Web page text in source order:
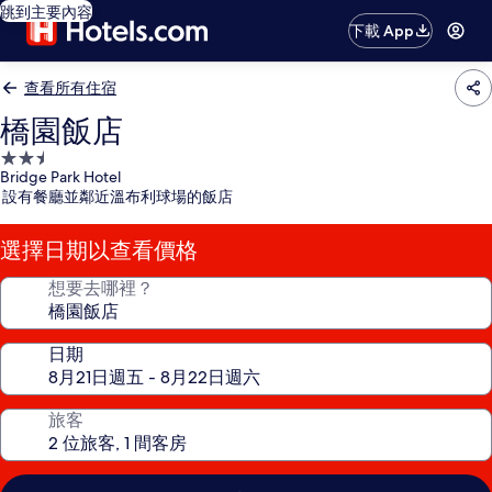
跳到主要內容
下載 App
查看所有住宿
橋園飯店
2.5
星
級
住
宿
Bridge Park Hotel
設有餐廳並鄰近溫布利球場的飯店
選擇日期以查看價格
想要去哪裡？
日期
旅客